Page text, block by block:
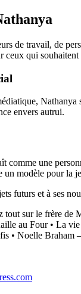
de travail, de
ceux qui
envers autrui.
comme une
un modèle pour la
futurs et à ses
tout sur le frère de
au Four• La vie
• Noelle Braham